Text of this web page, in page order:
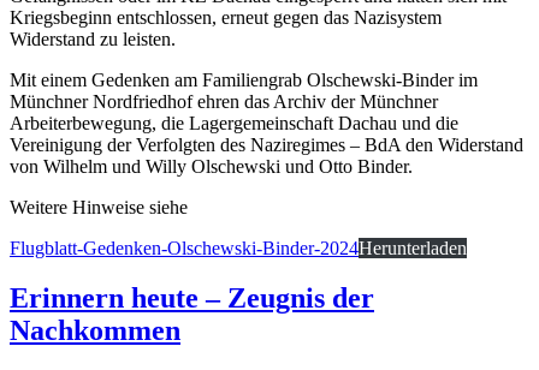
Kriegsbeginn entschlossen, erneut gegen das Nazisystem
Widerstand zu leisten.
Mit einem Gedenken am Familiengrab Olschewski-Binder im
Münchner Nordfriedhof ehren das Archiv der Münchner
Arbeiterbewegung, die Lagergemeinschaft Dachau und die
Vereinigung der Verfolgten des Naziregimes – BdA den Widerstand
von Wilhelm und Willy Olschewski und Otto Binder.
Weitere Hinweise siehe
Flugblatt-Gedenken-Olschewski-Binder-2024Herunterladen
Erinnern heute – Zeugnis der
Nachkommen